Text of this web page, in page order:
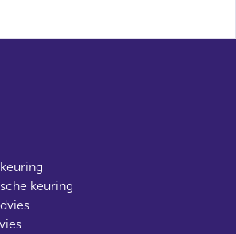
keuring